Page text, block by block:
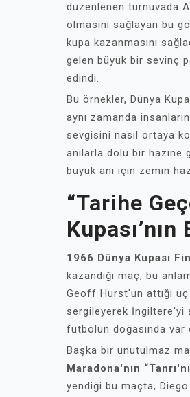
düzenlenen turnuvada
olmasını sağlayan bu
kupa kazanmasını
gelen büyük bir sevinç
edindi.
Bu örnekler, Dünya
aynı zamanda
sevgisini nasıl ortaya
anılarla dolu bir hazine
büyük anı için zemin
“Tarihe
1966 Dünya Kupası
kazandığı maç, bu
Geoff Hurst'un attığı
sergileyerek İngiltere'yi
futbolun doğasında
Başka bir unutulmaz
Maradona'nın
yendiği bu maçta,